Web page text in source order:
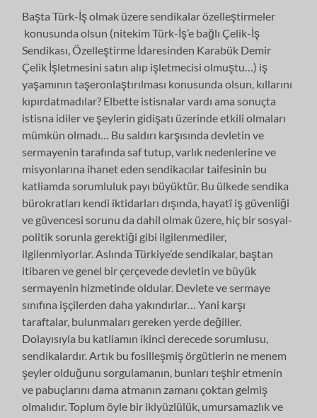
Başta Türk-İş olmak üzere sendikalar özelleştirmeler
konusunda olsun (nitekim Türk-İş’e bağlı Çelik-İş
Sendikası, Özelleştirme İdaresinden Karabük Demir
Çelik İşletmesini satın alıp işletmecisi olmuştu…) iş
yaşamının taşeronlaştırılması konusunda olsun, kıllarını
kıpırdatmadılar? Elbette istisnalar vardı ama sonuçta
istisna idiler ve şeylerin gidişatı üzerinde etkili olmaları
mümkün olmadı… Bu saldırı karşısında devletin ve
sermayenin tarafında saf tutup, varlık nedenlerine ve
misyonlarına ihanet eden sendikacılar taifesinin bu
katliamda sorumluluk payı büyüktür. Bu ülkede sendika
bürokratları kendi iktidarları dışında, hayatî iş güvenliği
ve güvencesi sorunu da dahil olmak üzere, hiç bir sosyal-
politik sorunla gerektiği gibi ilgilenmediler,
ilgilenmiyorlar. Aslında Türkiye’de sendikalar, baştan
itibaren ve genel bir çerçevede devletin ve büyük
sermayenin hizmetinde oldular. Devlete ve sermaye
sınıfına işçilerden daha yakındırlar… Yani karşı
taraftalar, bulunmaları gereken yerde değiller.
Dolayısıyla bu katliamın ikinci derecede sorumlusu,
sendikalardır. Artık bu fosilleşmiş örgütlerin ne menem
şeyler olduğunu sorgulamanın, bunları teşhir etmenin
ve pabuçlarını dama atmanın zamanı çoktan gelmiş
olmalıdır. Toplum öyle bir ikiyüzlülük, umursamazlık ve